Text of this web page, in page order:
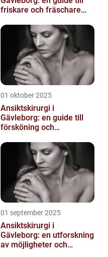
friskare och fräschare
01 oktober 2025
Ansiktskirurgi i
Gävleborg: en guide till
försköning och
01 september 2025
Ansiktskirurgi i
Gävleborg: en utforskning
av möjligheter och